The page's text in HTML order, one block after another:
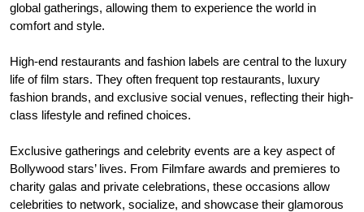
global gatherings, allowing them to experience the world in
comfort and style.
High-end restaurants and fashion labels are central to the luxury
life of film stars. They often frequent top restaurants, luxury
fashion brands, and exclusive social venues, reflecting their high-
class lifestyle and refined choices.
Exclusive gatherings and celebrity events are a key aspect of
Bollywood stars’ lives. From Filmfare awards and premieres to
charity galas and private celebrations, these occasions allow
celebrities to network, socialize, and showcase their glamorous